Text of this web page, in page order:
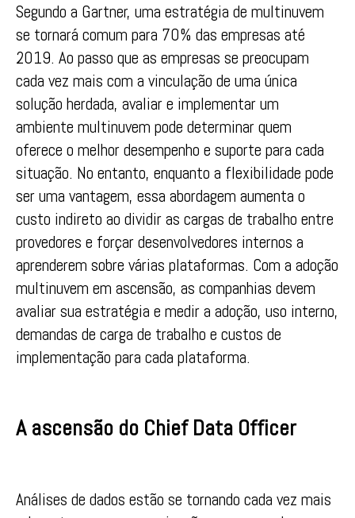
Segundo a Gartner, uma estratégia de multinuvem
se tornará comum para 70% das empresas até
2019. Ao passo que as empresas se preocupam
cada vez mais com a vinculação de uma única
solução herdada, avaliar e implementar um
ambiente multinuvem pode determinar quem
oferece o melhor desempenho e suporte para cada
situação. No entanto, enquanto a flexibilidade pode
ser uma vantagem, essa abordagem aumenta o
custo indireto ao dividir as cargas de trabalho entre
provedores e forçar desenvolvedores internos a
aprenderem sobre várias plataformas. Com a adoção
multinuvem em ascensão, as companhias devem
avaliar sua estratégia e medir a adoção, uso interno,
demandas de carga de trabalho e custos de
implementação para cada plataforma.
A ascensão do Chief Data Officer
Análises de dados estão se tornando cada vez mais